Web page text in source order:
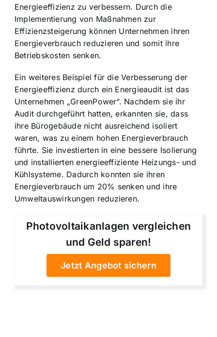
Energieeffizienz zu verbessern. Durch die
Implementierung von Maßnahmen zur
Effizienzsteigerung können Unternehmen ihren
Energieverbrauch reduzieren und somit ihre
Betriebskosten senken.
Ein weiteres Beispiel für die Verbesserung der
Energieeffizienz durch ein Energieaudit ist das
Unternehmen „GreenPower“. Nachdem sie ihr
Audit durchgeführt hatten, erkannten sie, dass
ihre Bürogebäude nicht ausreichend isoliert
waren, was zu einem hohen Energieverbrauch
führte. Sie investierten in eine bessere Isolierung
und installierten energieeffiziente Heizungs- und
Kühlsysteme. Dadurch konnten sie ihren
Energieverbrauch um 20% senken und ihre
Umweltauswirkungen reduzieren.
Photovoltaikanlagen vergleichen
und Geld sparen!
Jetzt Angebot sichern